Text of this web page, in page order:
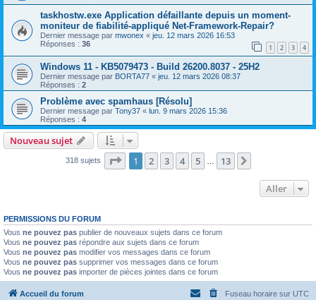
taskhostw.exe Application défaillante depuis un moment-
moniteur de fiabilité-appliqué Net-Framework-Repair?
Dernier message par mwonex « jeu. 12 mars 2026 16:53
Réponses : 36 1 2 3 4
Windows 11 - KB5079473 - Build 26200.8037 - 25H2
Dernier message par BORTA77 « jeu. 12 mars 2026 08:37
Réponses : 2
Problème avec spamhaus [Résolu]
Dernier message par Tony37 « lun. 9 mars 2026 15:36
Réponses : 4
Nouveau sujet
318 sujets Page 1sur13
1 2 3 4 5 13
Aller
PERMISSIONS DU FORUM
Vous ne pouvez pas publier de nouveaux sujets dans ce forum
Vous ne pouvez pas répondre aux sujets dans ce forum
Vous ne pouvez pas modifier vos messages dans ce forum
Vous ne pouvez pas supprimer vos messages dans ce forum
Vous ne pouvez pas importer de pièces jointes dans ce forum
Accueil du forum Fuseau horaire sur UTC